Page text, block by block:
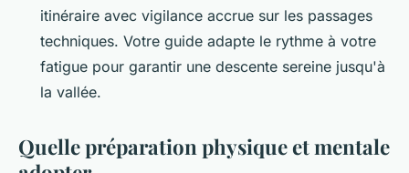
itinéraire avec vigilance accrue sur les passages
techniques. Votre guide adapte le rythme à votre
fatigue pour garantir une descente sereine jusqu'à
la vallée.
Quelle préparation physique et mentale